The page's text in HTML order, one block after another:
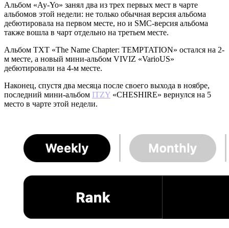
Альбом «Ay-Yo» занял два из трех первых мест в чарте
альбомов этой недели: не только обычная версия альбома
дебютировала на первом месте, но и SMC-версия альбома
также вошла в чарт отдельно на третьем месте.
Альбом TXT «The Name Chapter: TEMPTATION» остался на 2-
м месте, а новый мини-альбом VIVIZ «VarioUS»
дебютировали на 4-м месте.
Наконец, спустя два месяца после своего выхода в ноябре,
последний мини-альбом ITZY «CHESHIRE» вернулся на 5
место в чарте этой недели.